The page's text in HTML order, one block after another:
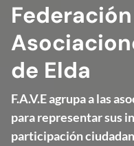
de Elda
F.A.V.E agrupa a las
para representar sus
participación